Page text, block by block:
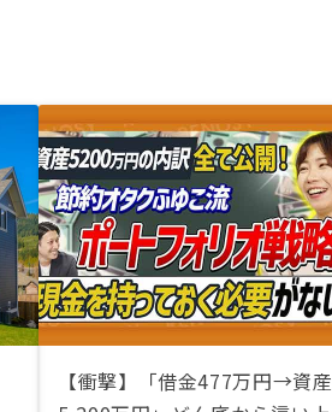
【衝撃】「借金477万円→資産